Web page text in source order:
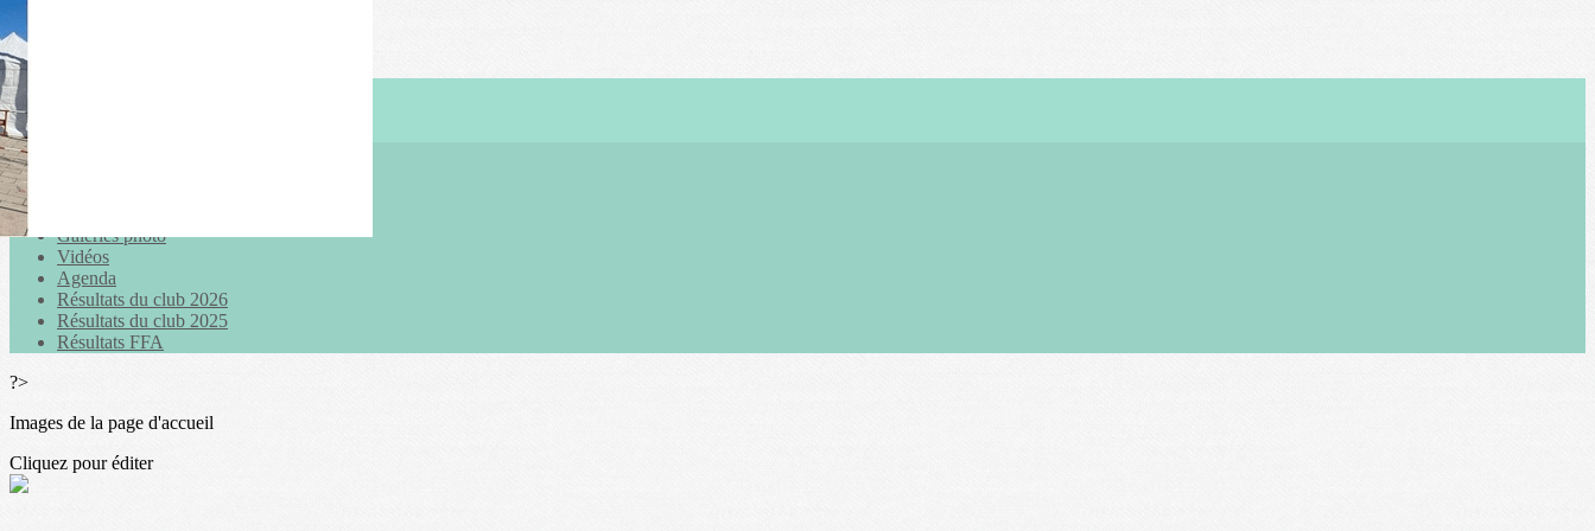
Exporter les lignes sélectionnées
Menu
<
>
Galeries photo
Vidéos
Agenda
Résultats du club 2026
Résultats du club 2025
Résultats FFA
?>
Images de la page d'accueil
Cliquez pour éditer